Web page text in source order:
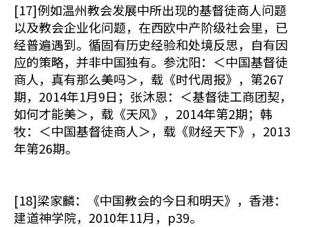
[17]例如温州教会发展中所出现的基督徒商人问题
以及教会企业化问题，在西欧中产阶级社会里，已
经普遍遇到。循固有历史经验和处境反思，自有因
应的策略，并非中国独有。参沈阳：＜中国基督徒
商人，真有那么美吗＞，载《时代周报》，第267
期，2014年1月9日；张沐恩：＜基督徒工商团契，
如何才能美＞，载《天风》，2014年第2期；韩
牧：＜中国基督徒商人＞，载《财经天下》，2013
年第26期。
[18]梁家麟：《中国教会的今日和明天》，香港：
建道神学院，2010年11月，p39。